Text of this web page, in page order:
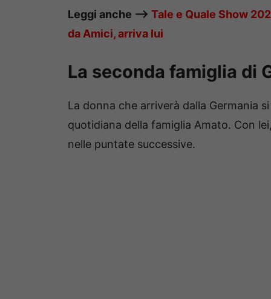
Leggi anche —–> Tale e Quale Show
da Amici, arriva lui
La seconda famiglia di
La donna che arriverà dalla Germania
quotidiana della famiglia Amato. Con
nelle puntate successive.